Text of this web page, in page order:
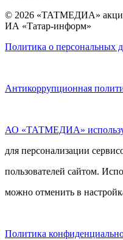
© 2026 «ТАТМЕДИА»
ИА «Татар-информ»
Политика о персональных
Антикоррупционная
АО «ТАТМЕДИА»
для персонализации
пользователей сайтом.
можно отменить в
Политика